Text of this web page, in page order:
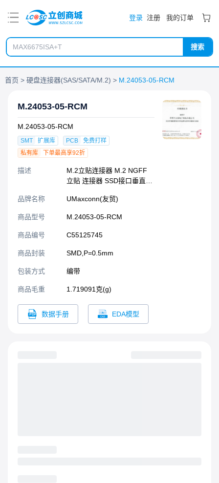
登录 注册 我的订单
搜索
首页 硬盘连接器(SAS/SATA/M.2) M.24053-05-RCM
M.24053-05-RCM
M.24053-05-RCM
SMT 扩展库 PCB
免费打样
私有库
下单最高享92折
描述
M.2立贴连接器 M.2 NGFF
立贴 连接器 SSD接口垂直插
度插拔
品牌名称 UMaxconn(友贸)
商品型号 M.24053-05-RCM
商品编号 C55125745
商品封装 SMD,P=0.5mm​
包装方式 编带
商品毛重 1.719091克(g)
数据手册 EDA模型